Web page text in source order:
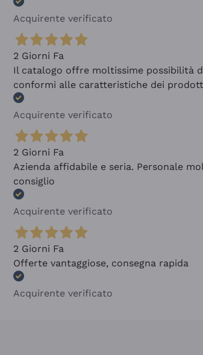
Acquirente verificato
2 Giorni Fa
Il catalogo offre moltissime possibilità
conformi alle caratteristiche dei
Acquirente verificato
2 Giorni Fa
Azienda affidabile e seria. Personale
consiglio
Acquirente verificato
2 Giorni Fa
Offerte vantaggiose, consegna rapida
Acquirente verificato